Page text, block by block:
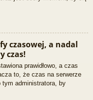
czasowej, a nadal
czas!
prawidłowo, a czas
to, że czas na serwerze
tym administratora, by